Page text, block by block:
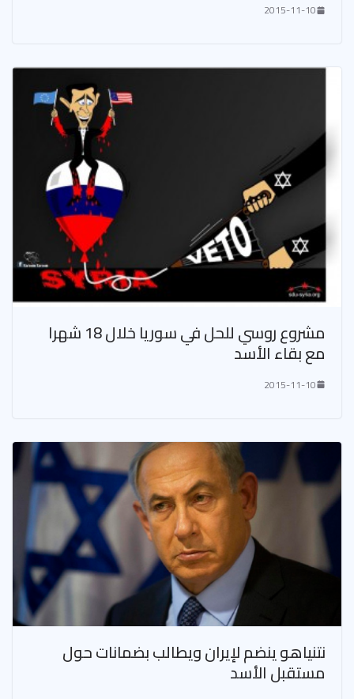
2015-11-10
مشروع روسي للحل في سوريا خلال 18 شهرا
مع بقاء الأسد
2015-11-10
نتنياهو ينضم لإيران ويطالب بضمانات حول
مستقبل الأسد